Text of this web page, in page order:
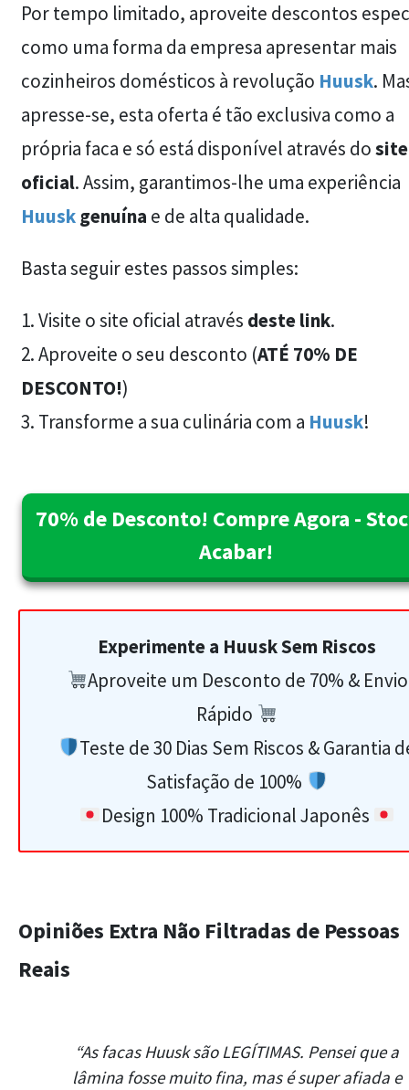
Por tempo limitado, aproveite descontos
como uma forma da empresa apresentar mais
cozinheiros domésticos à revolução Huusk.
apresse-se, esta oferta é tão exclusiva como a
própria faca e só está disponível através dosite
oficial. Assim, garantimos-lhe uma experiência
Huusk genuína e de alta qualidade.
Basta seguir estes passos simples:
1. Visite o site oficial através deste link.
2. Aproveite o seu desconto (ATÉ 70% DE
DESCONTO!)
3. Transforme a sua culinária com a Huusk!
70% de Desconto! Compre Agora -
Acabar!
Experimente a Huusk Sem Riscos
Aproveite um Desconto de 70% & Envio
Rápido
Teste de 30 Dias Sem Riscos & Garantia
Satisfação de 100%
Design 100% Tradicional Japonês
Opiniões Extra Não Filtradas de Pessoas
Reais
“As facas Huusk são LEGÍTIMAS. Pensei que a
lâmina fosse muito fina, mas é super afiada e